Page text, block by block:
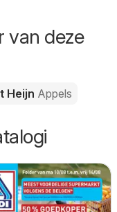
van deze
Heijn Appels